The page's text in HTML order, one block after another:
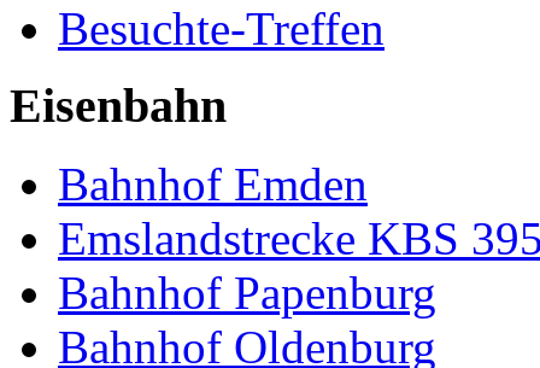
Besuchte-Treffen
Eisenbahn
Bahnhof Emden
Emslandstrecke KBS
Bahnhof Papenburg
Bahnhof Oldenburg